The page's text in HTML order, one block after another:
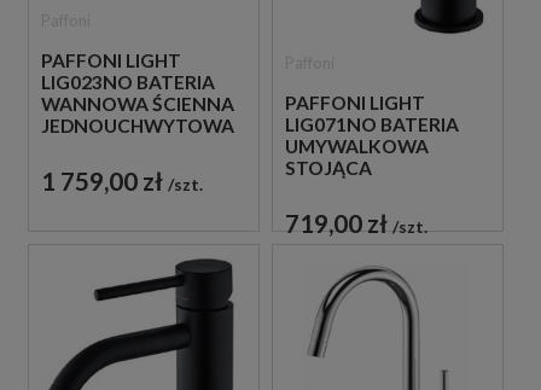
PAFFONI LIGHT
LIG023NO BATERIA
WANNOWA ŚCIENNA
JEDNOUCHWYTOWA
1 759,00 zł szt.
PAFFONI LIGHT
LIG071NO BATERIA
UMYWALKOWA
STOJĄCA
CZARNA
719,00 zł szt.